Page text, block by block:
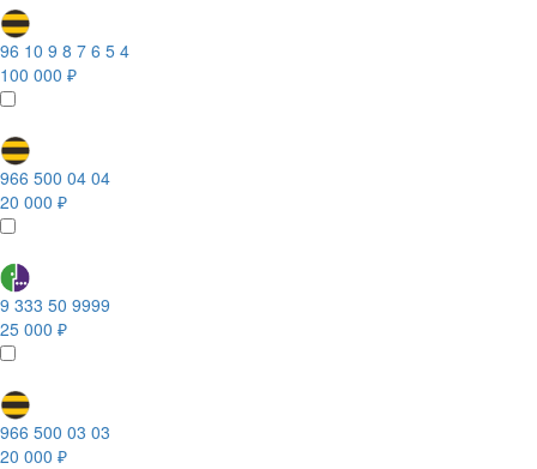
96 10 9 8 7 6 5 4
100 000 ₽
966 500 04 04
20 000 ₽
9 333 50 9999
25 000 ₽
966 500 03 03
20 000 ₽